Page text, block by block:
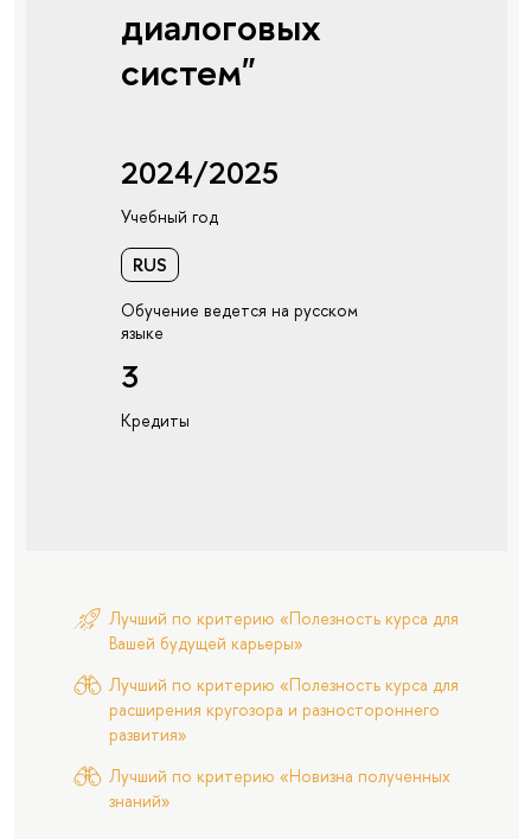
диалоговых
систем"
2024/2025
Учебный год
RUS
Обучение ведется на русском
языке
3
Кредиты
Лучший по критерию «Полезность курса для
Вашей будущей карьеры»
Лучший по критерию «Полезность курса для
расширения кругозора и разностороннего
развития»
Лучший по критерию «Новизна полученных
знаний»